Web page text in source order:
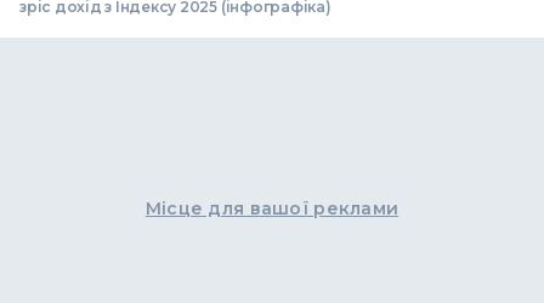
зріс дохід з Індексу 2025 (інфографіка)
Місце для вашої реклами